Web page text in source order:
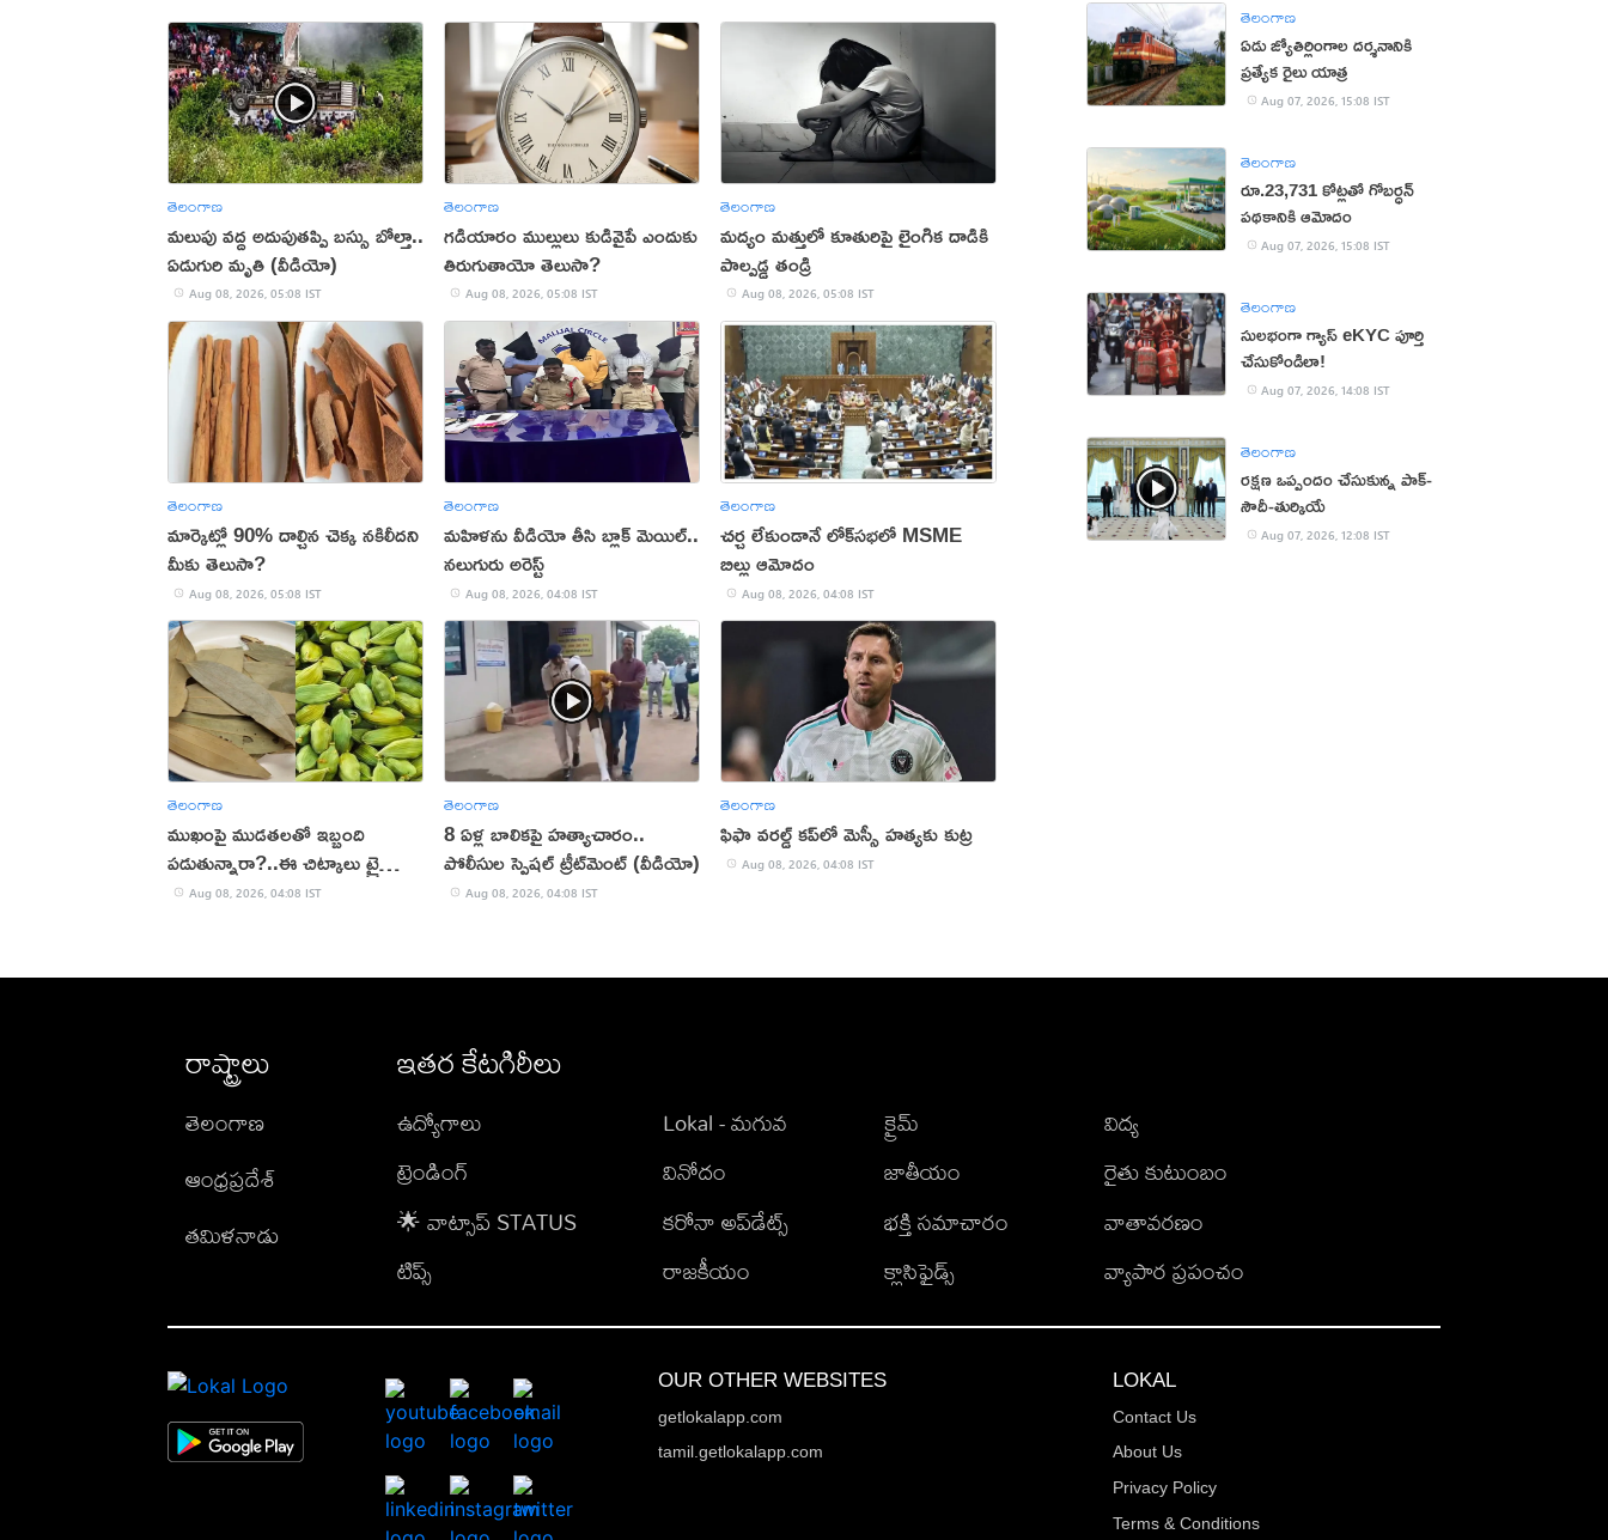
తెలంగాణ
మలుపు వద్ద అదుపుతప్పి బస్సు బోల్తా..
ఏడుగురి మృతి (వీడియో)
Aug 08, 2026, 05:08 IST
తెలంగాణ
గడియారం ముల్లులు కుడివైపే ఎందుకు
తిరుగుతాయో తెలుసా?
Aug 08, 2026, 05:08 IST
తెలంగాణ
మద్యం మత్తులో కూతురిపై లైంగిక దాడికి
పాల్పడ్డ తండ్రి
Aug 08, 2026, 05:08 IST
తెలంగాణ
మార్కెట్లో 90% దాల్చిన చెక్క నకిలీదని
మీకు తెలుసా?
Aug 08, 2026, 05:08 IST
తెలంగాణ
మహిళను వీడియో తీసి బ్లాక్ మెయిల్..
నలుగురు అరెస్ట్
Aug 08, 2026, 04:08 IST
తెలంగాణ
చర్చ లేకుండానే లోక్‌సభలో MSME
బిల్లు ఆమోదం
Aug 08, 2026, 04:08 IST
తెలంగాణ
ముఖంపై ముడతలతో ఇబ్బంది
పడుతున్నారా?..ఈ చిట్కాలు ట్రై
చేయండి!
Aug 08, 2026, 04:08 IST
తెలంగాణ
8 ఏళ్ల బాలికపై హత్యాచారం..
పోలీసుల స్పెషల్‌ ట్రీట్‌మెంట్ (వీడియో)
Aug 08, 2026, 04:08 IST
తెలంగాణ
ఫిఫా వరల్డ్ కప్‌లో మెస్సీ హత్యకు కుట్ర
Aug 08, 2026, 04:08 IST
తెలంగాణ
ఏడు జ్యోతిర్లింగాల దర్శనానికి
ప్రత్యేక రైలు యాత్ర
Aug 07, 2026, 15:08 IST
తెలంగాణ
రూ.23,731 కోట్లతో గోబర్ధన్
పథకానికి ఆమోదం
Aug 07, 2026, 15:08 IST
తెలంగాణ
సులభంగా గ్యాస్ eKYC పూర్తి
చేసుకోండిలా!
Aug 07, 2026, 14:08 IST
తెలంగాణ
రక్షణ ఒప్పందం చేసుకున్న పాక్‌-
సౌదీ-తుర్కియే
Aug 07, 2026, 12:08 IST
రాష్ట్రాలు
తెలంగాణ
ఆంధ్రప్రదేశ్
తమిళనాడు
ఇతర కేటగిరీలు
ఉద్యోగాలు
ట్రెండింగ్
🌟 వాట్సాప్ STATUS
టిప్స్
Lokal - మగువ
వినోదం
కరోనా అప్‌డేట్స్
రాజకీయం
క్రైమ్
జాతీయం
భక్తి సమాచారం
క్లాసిఫైడ్స్
విద్య
రైతు కుటుంబం
వాతావరణం
వ్యాపార ప్రపంచం
OUR OTHER WEBSITES
getlokalapp.com
tamil.getlokalapp.com
LOKAL
Contact Us
About Us
Privacy Policy
Terms & Conditions